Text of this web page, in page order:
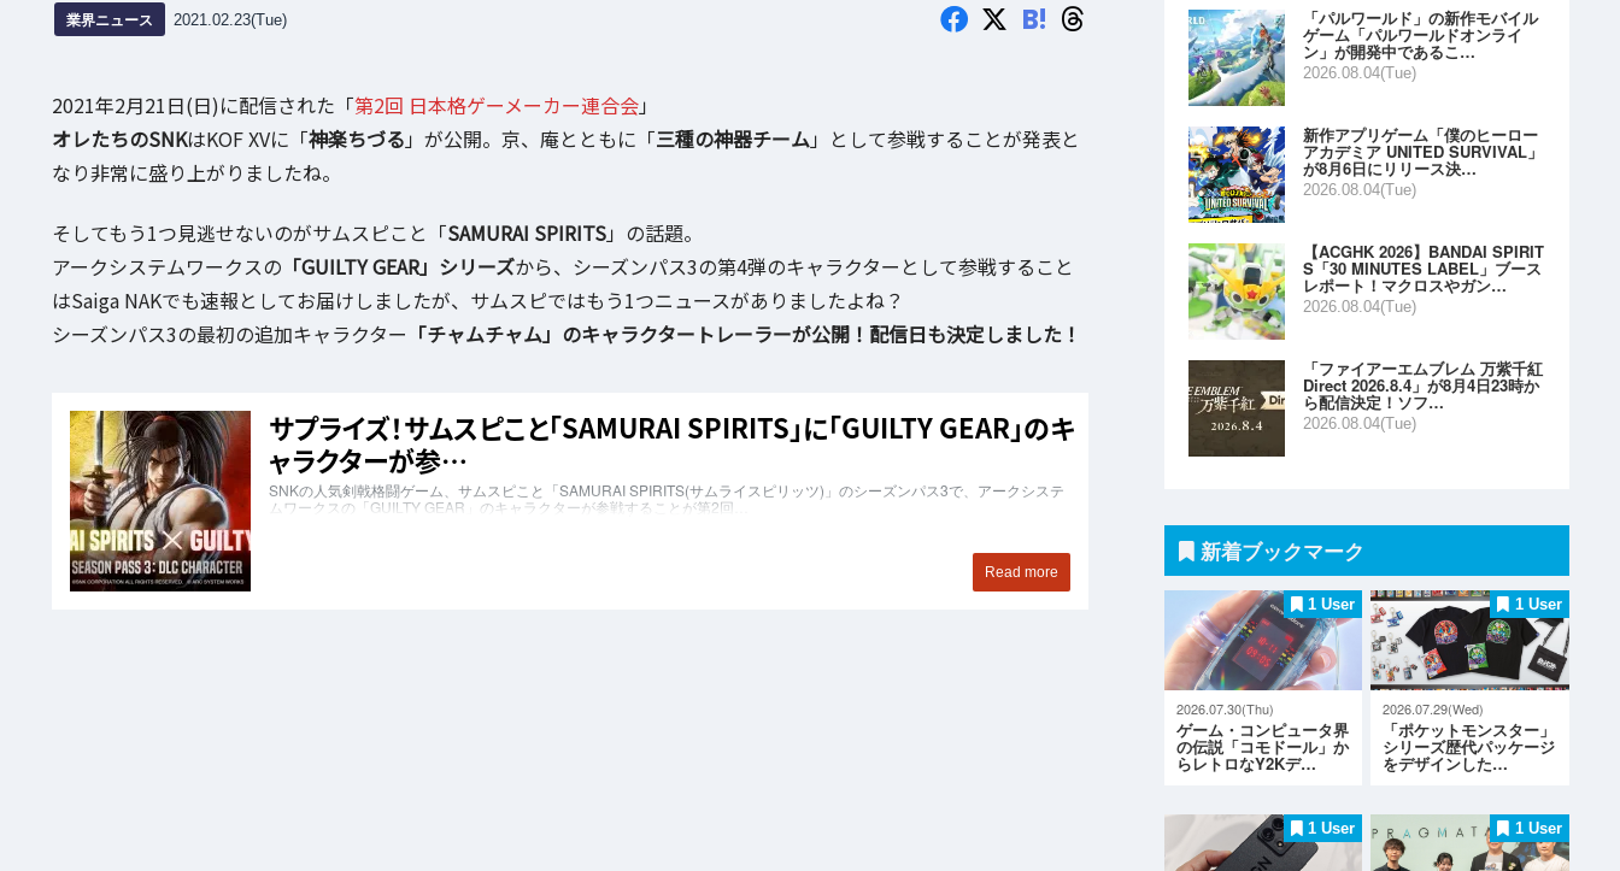
業界ニュース 2021.02.23(Tue) B!
2021年2月21日(日)に配信された「第2回 日本格ゲーメーカー連合会」
オレたちのSNKはKOF XVに「神楽ちづる 」が公開。京、庵とともに「三種の神器チーム」として参戦することが発表と
なり非常に盛り上がりましたね。
そしてもう1つ見逃せないのがサムスピこと「SAMURAI SPIRITS」の話題。
アークシステムワークスの 「GUILTY GEAR」シリーズから、シーズンパス3の第4弾のキャラクターとして参戦すること
はSaiga NAKでも速報としてお届けしましたが、サムスピではもう1つニュースがありましたよね？
シーズンパス3の最初の追加キャラクター 「チャムチャム」のキャラクタートレーラーが公開！配信日も決定しました！
「パルワールド」の新作モバイル
ゲーム「パルワールドオンライ
ン」が開発中であるこ…
2026.08.04(Tue)
新作アプリゲーム「僕のヒーロー
アカデミア UNITED SURVIVAL」
が8月6日にリリース決…
2026.08.04(Tue)
【ACGHK 2026】BANDAI SPIRIT
S「30 MINUTES LABEL」ブース
レポート！マクロスやガン…
2026.08.04(Tue)
「ファイアーエムブレム 万紫千紅
Direct 2026.8.4」が8月4日23時か
ら配信決定！ソフ…
2026.08.04(Tue)
新着ブックマーク
1 User
2026.07.30(Thu)
ゲーム・コンピュータ界
の伝説「コモドール」か
らレトロなY2Kデ…
1 User
2026.07.29(Wed)
「ポケットモンスター」
シリーズ歴代パッケージ
をデザインした…
1 User 1 User